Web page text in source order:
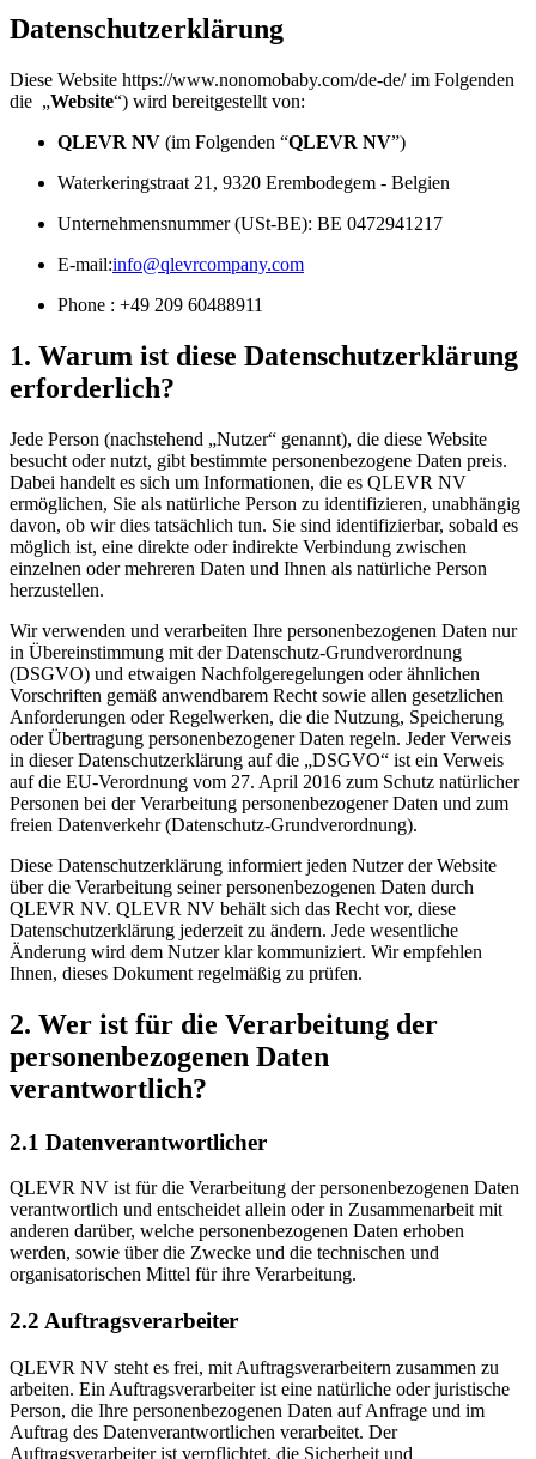
Datenschutzerklärung
Diese Website https://www.nonomobaby.com/de-de/ im Folgenden
die „Website“) wird bereitgestellt von:
QLEVR NV (im Folgenden “QLEVR NV”)
Waterkeringstraat 21, 9320 Erembodegem - Belgien
Unternehmensnummer (USt-BE): BE 0472941217
E-mail:info@qlevrcompany.com
Phone : +49 209 60488911
1. Warum ist diese Datenschutzerklärung
erforderlich?
Jede Person (nachstehend „Nutzer“ genannt), die diese Website
besucht oder nutzt, gibt bestimmte personenbezogene Daten preis.
Dabei handelt es sich um Informationen, die es QLEVR NV
ermöglichen, Sie als natürliche Person zu identifizieren, unabhängig
davon, ob wir dies tatsächlich tun. Sie sind identifizierbar, sobald es
möglich ist, eine direkte oder indirekte Verbindung zwischen
einzelnen oder mehreren Daten und Ihnen als natürliche Person
herzustellen.
Wir verwenden und verarbeiten Ihre personenbezogenen Daten nur
in Übereinstimmung mit der Datenschutz-Grundverordnung
(DSGVO) und etwaigen Nachfolgeregelungen oder ähnlichen
Vorschriften gemäß anwendbarem Recht sowie allen gesetzlichen
Anforderungen oder Regelwerken, die die Nutzung, Speicherung
oder Übertragung personenbezogener Daten regeln. Jeder Verweis
in dieser Datenschutzerklärung auf die „DSGVO“ ist ein Verweis
auf die EU-Verordnung vom 27. April 2016 zum Schutz natürlicher
Personen bei der Verarbeitung personenbezogener Daten und zum
freien Datenverkehr (Datenschutz-Grundverordnung).
Diese Datenschutzerklärung informiert jeden Nutzer der Website
über die Verarbeitung seiner personenbezogenen Daten durch
QLEVR NV. QLEVR NV behält sich das Recht vor, diese
Datenschutzerklärung jederzeit zu ändern. Jede wesentliche
Änderung wird dem Nutzer klar kommuniziert. Wir empfehlen
Ihnen, dieses Dokument regelmäßig zu prüfen.
2. Wer ist für die Verarbeitung der
personenbezogenen Daten
verantwortlich?
2.1 Datenverantwortlicher
QLEVR NV ist für die Verarbeitung der personenbezogenen Daten
verantwortlich und entscheidet allein oder in Zusammenarbeit mit
anderen darüber, welche personenbezogenen Daten erhoben
werden, sowie über die Zwecke und die technischen und
organisatorischen Mittel für ihre Verarbeitung.
2.2 Auftragsverarbeiter
QLEVR NV steht es frei, mit Auftragsverarbeitern zusammen zu
arbeiten. Ein Auftragsverarbeiter ist eine natürliche oder juristische
Person, die Ihre personenbezogenen Daten auf Anfrage und im
Auftrag des Datenverantwortlichen verarbeitet. Der
Auftragsverarbeiter ist verpflichtet, die Sicherheit und